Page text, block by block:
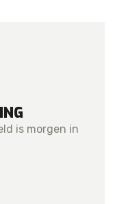
is morgen in